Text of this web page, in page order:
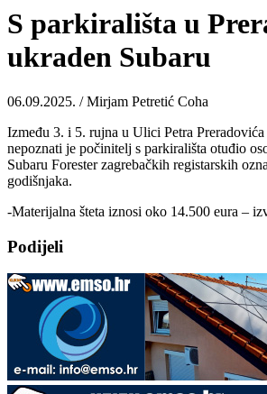
S parkirališta u
ukraden Subaru
06.09.2025. / Mirjam Petretić Coha
Između 3. i 5. rujna u Ulici Petra
nepoznati je počinitelj s parkirališta otuđio
Subaru Forester zagrebačkih registarskih
godišnjaka.
-Materijalna šteta iznosi oko 14.500 eura –
Podijeli